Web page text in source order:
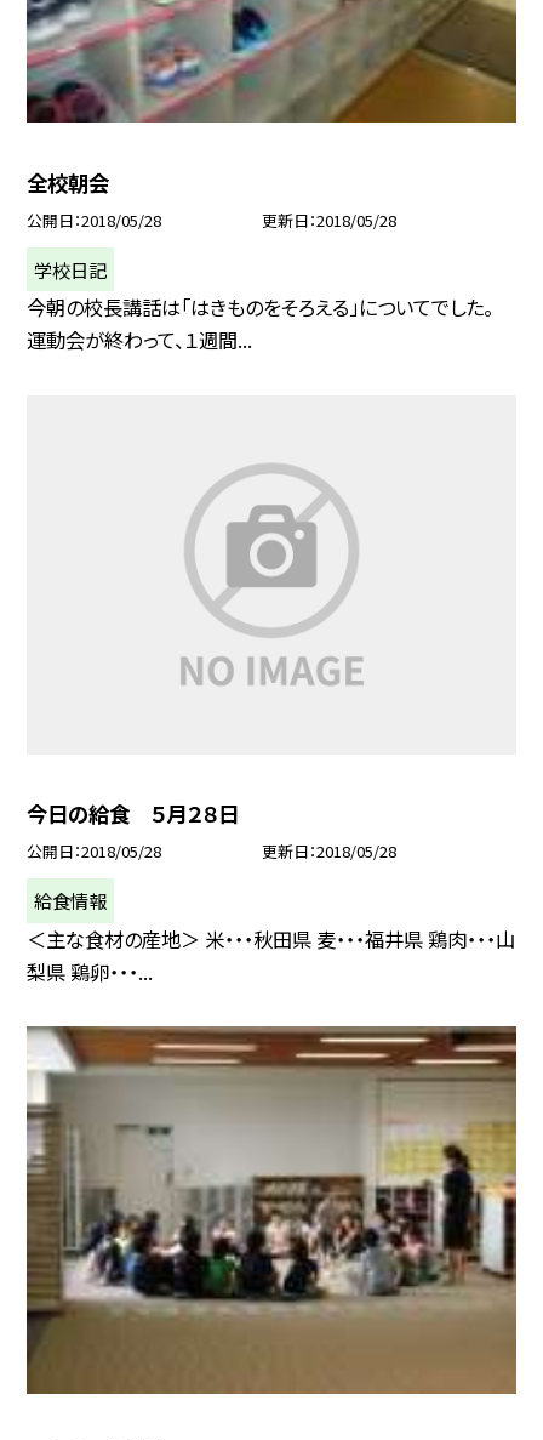
全校朝会
公開日 2018/05/28 更新日 2018/05/28
学校日記
今朝の校長講話は「はきものをそろえる」についてでした。
運動会が終わって、１週間...
今日の給食 ５月２８日
公開日 2018/05/28 更新日 2018/05/28
給食情報
＜主な食材の産地＞ 米・・・秋田県 麦・・・福井県 鶏肉・・・山
梨県 鶏卵・・・...